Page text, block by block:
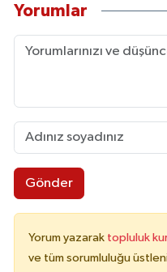
Yorumlar
Gönder
Yorum yazarak topluluk
ve tüm sorumluluğu